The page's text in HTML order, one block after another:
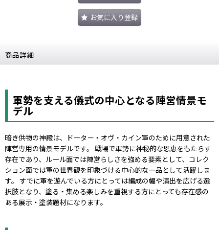
お気に入り登録
商品詳細
軍勢を支える儀式の中心となる陣営情景モ
デル
暗き供物の神殿は、ドーター・オヴ・カイン軍のために用意された
陣営専用の情景モデルです。 戦場で軍勢に神秘的な恩恵をもたらす
存在であり、ルール面では陣営らしさを強める要素として、コレク
ション面では軍の世界観を印象づける中心的な一品として活躍しま
す。 すでに軍を遊んでいる方にとっては編成の幅や演出を広げる選
択肢となり、塗る・集める楽しみを重視する方にとっても存在感の
ある展示・塗装題材になります。